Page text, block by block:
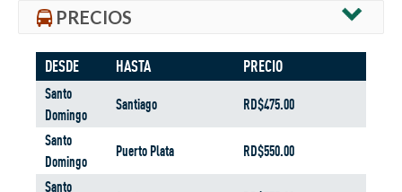
PRECIOS
DESDE HASTA PRECIO
Santo
Domingo
Santiago RD$475.00
Santo
Domingo
Puerto Plata RD$550.00
Santo